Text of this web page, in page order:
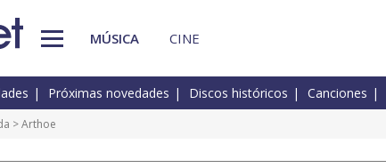
MÚSICA CINE
Próximas novedades Discos históricos Canciones
> Arthoe